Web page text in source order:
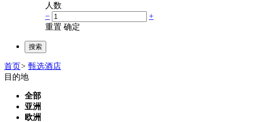
人数
−
+
重置 确定
首页> 甄选酒店
目的地
全部
亚洲
欧洲